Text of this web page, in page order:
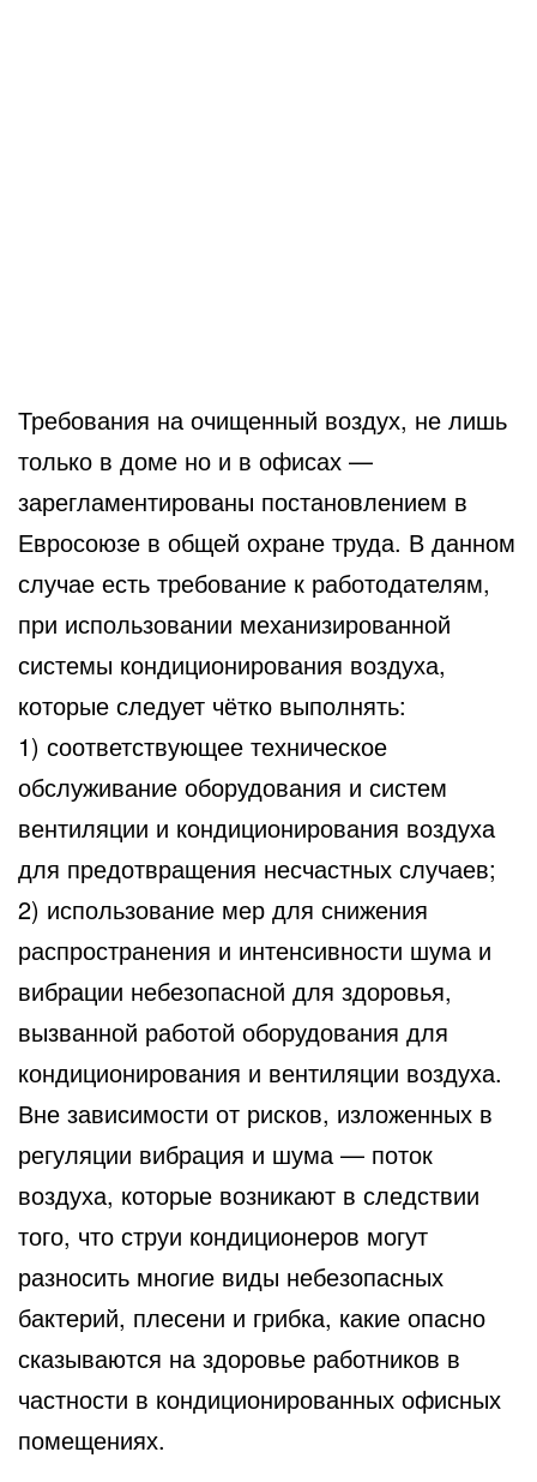
Требования на очищенный воздух, не лишь
только в доме но и в офисах —
зарегламентированы постановлением в
Евросоюзе в общей охране труда. В данном
случае есть требование к работодателям,
при использовании механизированной
системы кондиционирования воздуха,
которые следует чётко выполнять:
1) соответствующее техническое
обслуживание оборудования и систем
вентиляции и кондиционирования воздуха
для предотвращения несчастных случаев;
2) использование мер для снижения
распространения и интенсивности шума и
вибрации небезопасной для здоровья,
вызванной работой оборудования для
кондиционирования и вентиляции воздуха.
Вне зависимости от рисков, изложенных в
регуляции вибрация и шума — поток
воздуха, которые возникают в следствии
того, что струи кондиционеров могут
разносить многие виды небезопасных
бактерий, плесени и грибка, какие опасно
сказываются на здоровье работников в
частности в кондиционированных офисных
помещениях.